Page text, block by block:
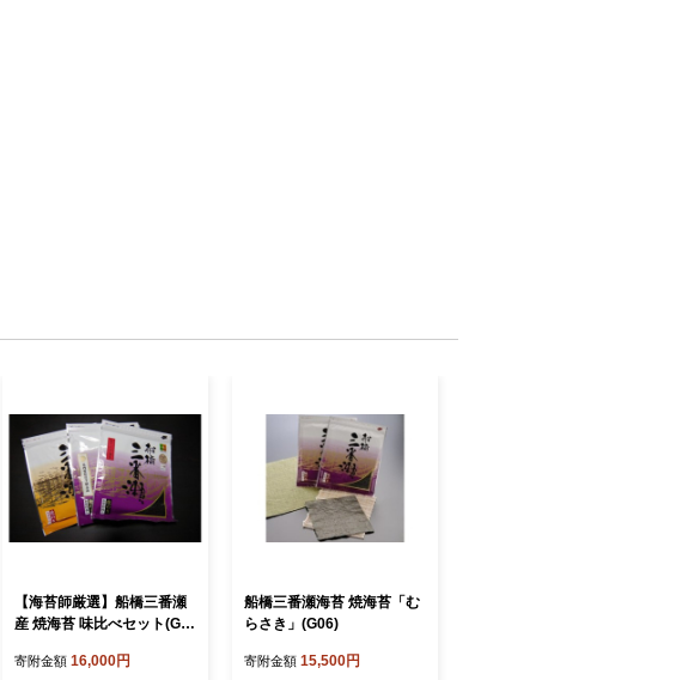
【海苔師厳選】船橋三番瀬
産 焼海苔 味比べセット(G1
寄附金額 16,000円
船橋三番瀬海苔 焼海苔「む
らさき」(G06)
寄附金額 15,500円